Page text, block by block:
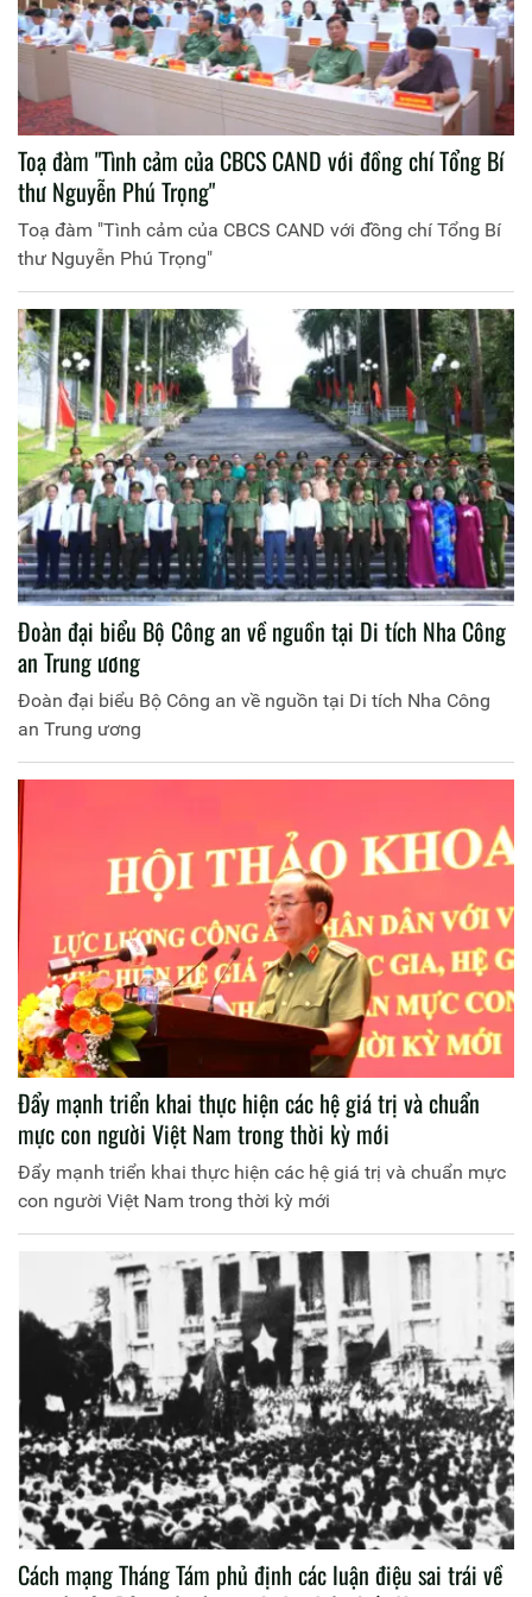
Toạ đàm "Tình cảm của CBCS CAND với đồng chí Tổng Bí
thư Nguyễn Phú Trọng"
Toạ đàm "Tình cảm của CBCS CAND với đồng chí Tổng Bí
thư Nguyễn Phú Trọng"
Đoàn đại biểu Bộ Công an về nguồn tại Di tích Nha Công
an Trung ương
Đoàn đại biểu Bộ Công an về nguồn tại Di tích Nha Công
an Trung ương
Đẩy mạnh triển khai thực hiện các hệ giá trị và chuẩn
mực con người Việt Nam trong thời kỳ mới
Đẩy mạnh triển khai thực hiện các hệ giá trị và chuẩn mực
con người Việt Nam trong thời kỳ mới
Cách mạng Tháng Tám phủ định các luận điệu sai trái về